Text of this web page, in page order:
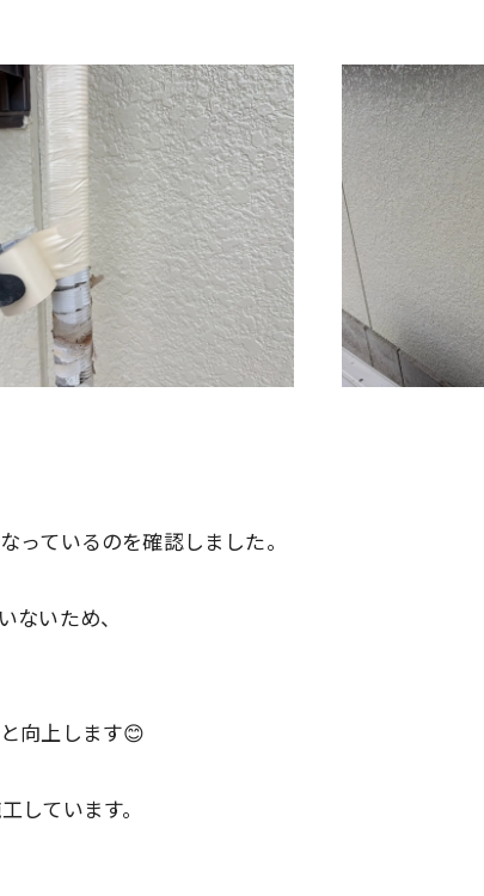
っているのを確認しました。
ないため、
向上します😊
しています。